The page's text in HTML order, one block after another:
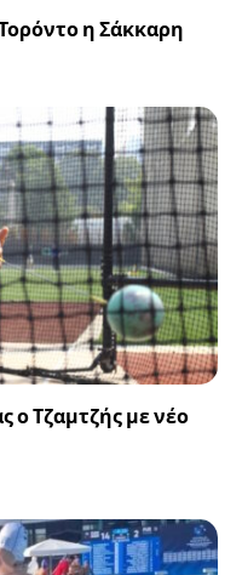
η Σάκκαρη
ο Τζαμτζής με νέο